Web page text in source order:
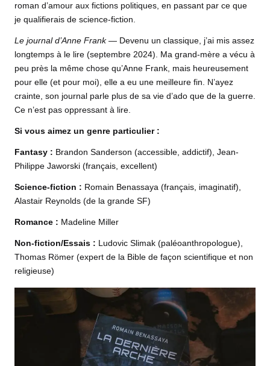
roman d’amour aux fictions politiques, en passant par ce que
je qualifierais de science-fiction.
Le journal d’Anne Frank— Devenu un classique, j’ai mis assez
longtemps à le lire (septembre 2024). Ma grand-mère a vécu à
peu près la même chose qu’Anne Frank, mais heureusement
pour elle (et pour moi), elle a eu une meilleure fin. N’ayez
crainte, son journal parle plus de sa vie d’ado que de la guerre.
Ce n’est pas oppressant à lire.
Si vous aimez un genre particulier :
Fantasy : Brandon Sanderson (accessible, addictif), Jean-
Philippe Jaworski (français, excellent)
Science-fiction : Romain Benassaya (français, imaginatif),
Alastair Reynolds (de la grande SF)
Romance : Madeline Miller
Non-fiction/Essais : Ludovic Slimak (paléoanthropologue),
Thomas Römer (expert de la Bible de façon scientifique et non
religieuse)